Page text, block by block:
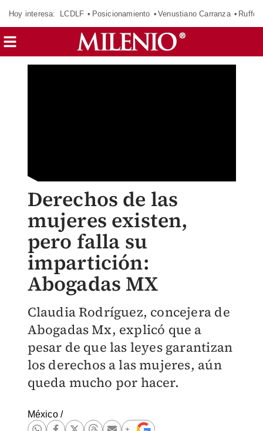
Hoy interesa: LCDLF Posicionamiento Venustiano Carranza Ruffo
Derechos de las
mujeres existen,
pero falla su
impartición:
Abogadas MX
Claudia Rodríguez, concejera de
Abogadas Mx, explicó que a
pesar de que las leyes garantizan
los derechos a las mujeres, aún
queda mucho por hacer.
México/